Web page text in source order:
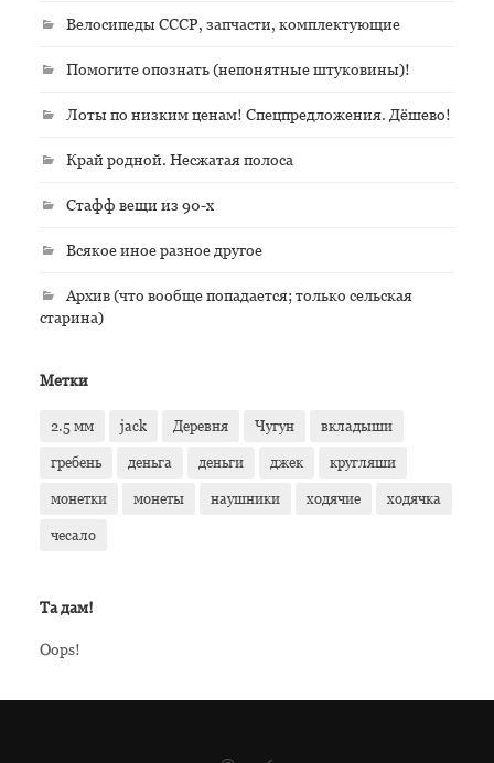
Велосипеды СССР, запчасти, комплектующие
Помогите опознать (непонятные штуковины)!
Лоты по низким ценам! Спецпредложения. Дёшево!
Край родной. Несжатая полоса
Стафф вещи из 90-х
Всякое иное разное другое
Архив (что вообще попадается; только сельская
старина)
Метки
2.5 мм jack Деревня Чугун вкладыши
гребень деньга деньги джек кругляши
монетки монеты наушники ходячие ходячка
чесало
Та дам!
Oops!